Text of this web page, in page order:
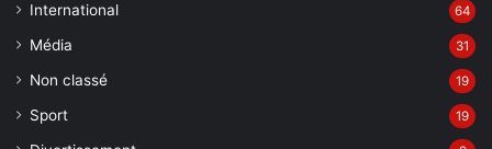
International 64
Média 31
Non classé 19
Sport 19